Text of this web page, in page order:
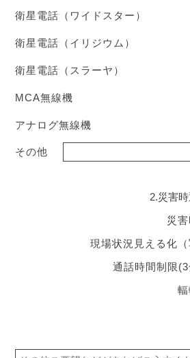
衛星電話（ワイドスター）
衛星電話（イリジウム）
衛星電話（スラーヤ）
MCA無線機
アナログ無線機
その他
2.災害
災
現場状況見える化（
通話時間制限